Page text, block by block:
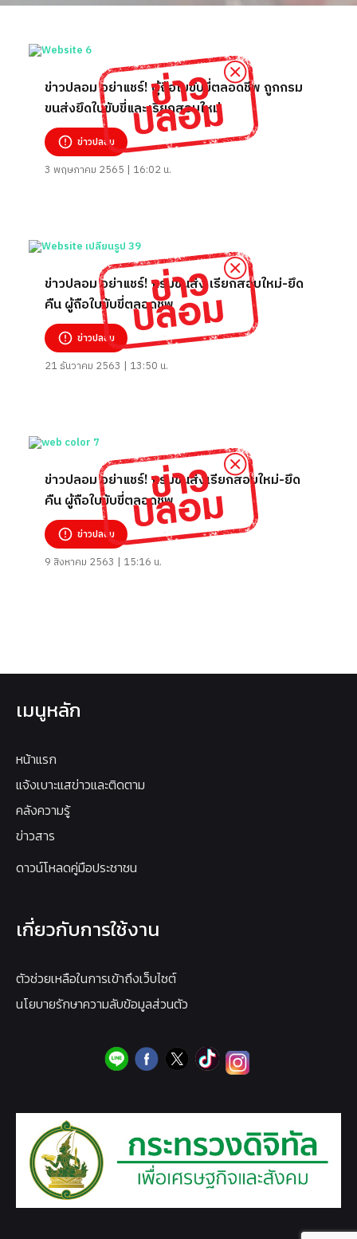
ข่าวปลอม อย่าแชร์! ผู้ถือใบขับขี่ตลอดชีพ ถูกกรม
ขนส่งยึดใบขับขี่และเรียกสอบใหม่
ข่าวปลอม
3 พฤษภาคม 2565 | 16:02 น.
ข่าวปลอม อย่าแชร์! กรมขนส่ง เรียกสอบใหม่-ยึด
คืน ผู้ถือใบขับขี่ตลอดชีพ
ข่าวปลอม
21 ธันวาคม 2563 | 13:50 น.
ข่าวปลอม อย่าแชร์! กรมขนส่งเรียกสอบใหม่-ยึด
คืน ผู้ถือใบขับขี่ตลอดชีพ
ข่าวปลอม
9 สิงหาคม 2563 | 15:16 น.
เมนูหลัก
หน้าแรก
แจ้งเบาะแสข่าวและติดตาม
คลังความรู้
ข่าวสาร
ดาวน์โหลดคู่มือประชาชน
เกี่ยวกับการใช้งาน
ตัวช่วยเหลือในการเข้าถึงเว็บไซต์
นโยบายรักษาความลับข้อมูลส่วนตัว